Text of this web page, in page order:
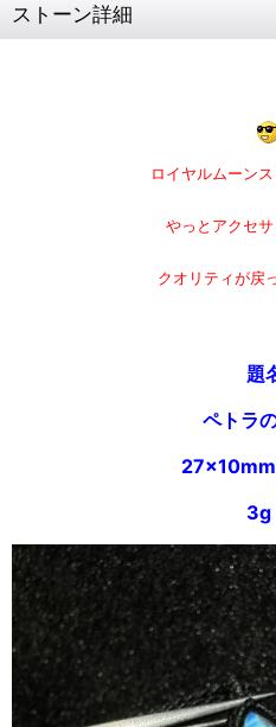
ストーン詳細
ロイヤルムーンス
やっとアクセ
クオリティが戻
題
ペトラ
3g